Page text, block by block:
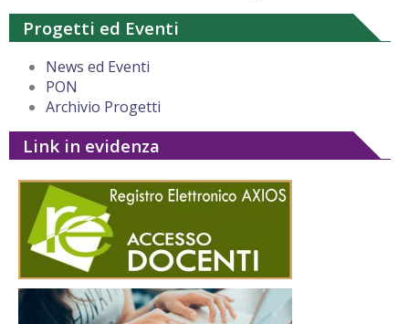
Progetti ed Eventi
News ed Eventi
PON
Archivio Progetti
Link in evidenza